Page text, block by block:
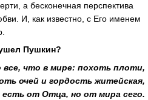
а бесконечная перспектива
. И, как известно, с Его именем
Пушкин?
все, что в мире: похоть плоти,
очей и гордость житейская,
есть от Отца, но от мира сего.